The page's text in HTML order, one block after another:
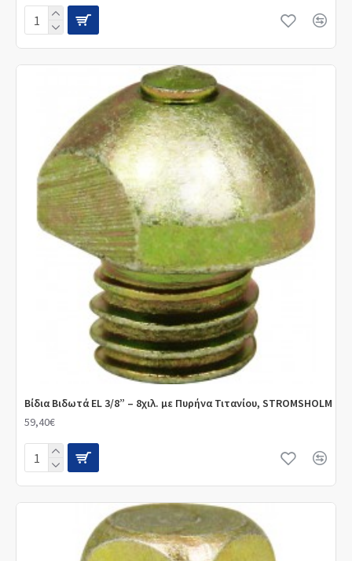
Βίδια Βιδωτά EL 3/8” – 8χιλ. με Πυρήνα Τιτανίου, STROMSHOLM
59,40€